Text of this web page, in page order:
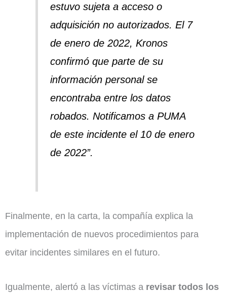
estuvo sujeta a acceso o
adquisición no autorizados. El 7
de enero de 2022, Kronos
confirmó que parte de su
información personal se
encontraba entre los datos
robados. Notificamos a PUMA
de este incidente el 10 de enero
de 2022”.
Finalmente, en la carta, la compañía explica la
implementación de nuevos procedimientos para
evitar incidentes similares en el futuro.
Igualmente, alertó a las víctimas a revisar todos los